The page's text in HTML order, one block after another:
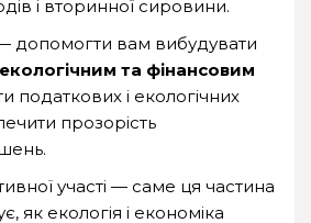
і вторинної сировини.
допомогти вам вибудувати
та фінансовим
податкових і екологічних
прозорість
участі — саме ця частина
як екологія і економіка